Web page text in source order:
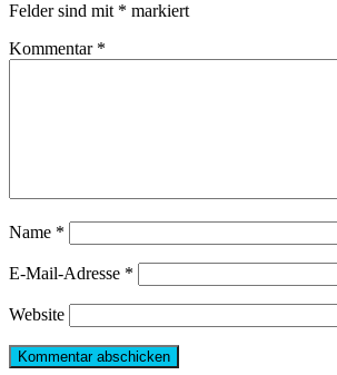
Felder sind mit * markiert
Kommentar *
Name *
E-Mail-Adresse *
Website